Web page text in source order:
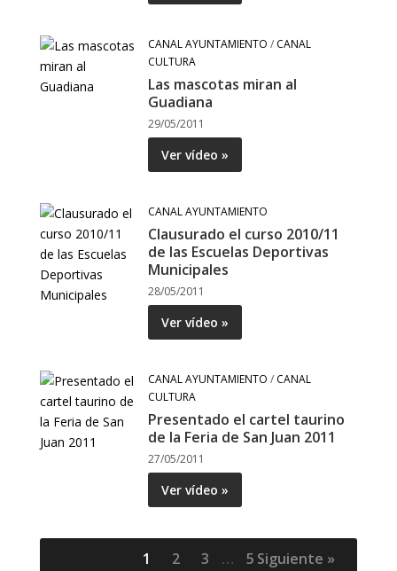
CANAL AYUNTAMIENTO / CANAL
CULTURA
Las mascotas miran al
Guadiana
29/05/2011
Ver vídeo »
CANAL AYUNTAMIENTO
Clausurado el curso 2010/11
de las Escuelas Deportivas
Municipales
28/05/2011
Ver vídeo »
CANAL AYUNTAMIENTO / CANAL
CULTURA
Presentado el cartel taurino
de la Feria de San Juan 2011
27/05/2011
Ver vídeo »
1 2 3 … 5 Siguiente »